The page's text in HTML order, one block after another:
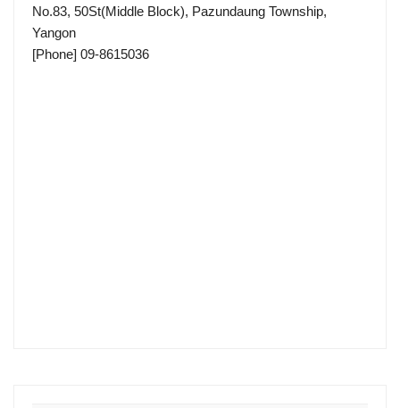
No.83, 50St(Middle Block), Pazundaung Township,
Yangon
[Phone] 09-8615036